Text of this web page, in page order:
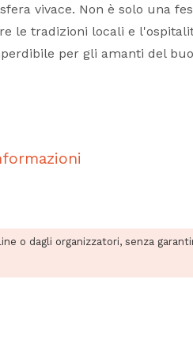
vivace. Non è solo una
le tradizioni locali e
per gli amanti del
o dagli organizzatori, senza